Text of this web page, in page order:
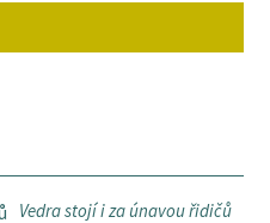
Vedra stojí i za únavou řidičů